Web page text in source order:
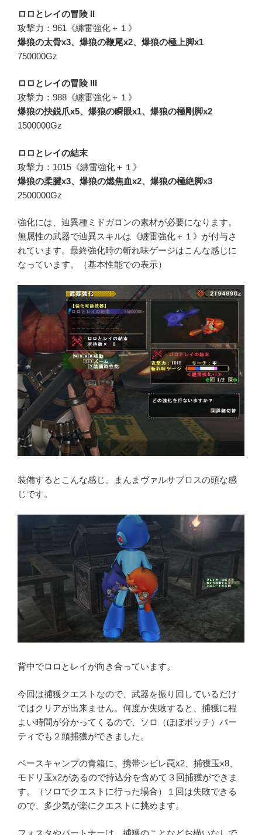
ロロとレイの冒険 II
攻撃力：961《纏雷強化＋１》
爆狼の太骨x3、爆狼の鞭尾x2、爆狼の極上脚x1
750000Gz
ロロとレイの冒険 III
攻撃力：988《纏雷強化＋１》
爆狼の抉鋭爪x5、爆狼の瞬眼x1、爆狼の極剛脚x2
1500000Gz
ロロとレイの結末
攻撃力：1015《纏雷強化＋１》
爆狼の柔腱x3、爆狼の燃焦血x2、爆狼の極絶脚x3
2500000Gz
強化には、辿異種ミドガロンの素材が必要になります。
無属性の武器で辿異スキルは《纏雷強化＋１》が付与さ
れています。最終強化時の斬れ味ゲージはこんな感じに
なっています。（基本性能での表示）
装備するとこんな感じ。まんまヴァルサブロスの頭な感
じです。
背中でロロとレイが向き合っています。
今回は捕獲クエストなので、武器を振り回しているだけ
ではクリアが出来ません。何度か失敗すると、捕獲に程
よい時間が分かってくるので、ソロ（ほぼボッチ）パー
ティでも２頭捕獲ができました。
ベースキャンプの青箱に、携帯シビレ罠x2、捕獲玉x8、
モドリ玉x2があるので持込分を含めて３回捕獲ができま
す。（ソロでクエストに行った場合）１回は失敗できる
ので、多少気が楽にクエストに挑めます。
フォスタやパートナーは、捕獲のことなどお構いなしで